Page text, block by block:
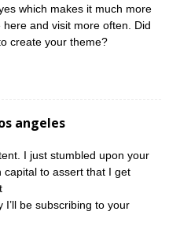
which makes it much more
and visit more often. Did
create your theme?
angeles
I just stumbled upon your
capital to assert that I get
I’ll be subscribing to your